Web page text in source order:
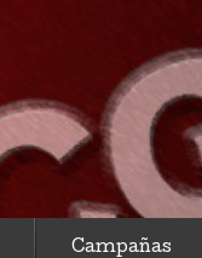
Campañas